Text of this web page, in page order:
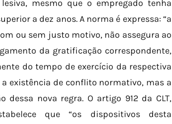
mesmo que o empregado tenha
a dez anos. A norma é expressa: “a
ou sem justo motivo, não assegura ao
da gratificação correspondente,
do tempo de exercício da respectiva
existência de conflito normativo, mas a
nova regra. O artigo 912 da CLT,
que “os dispositivos desta